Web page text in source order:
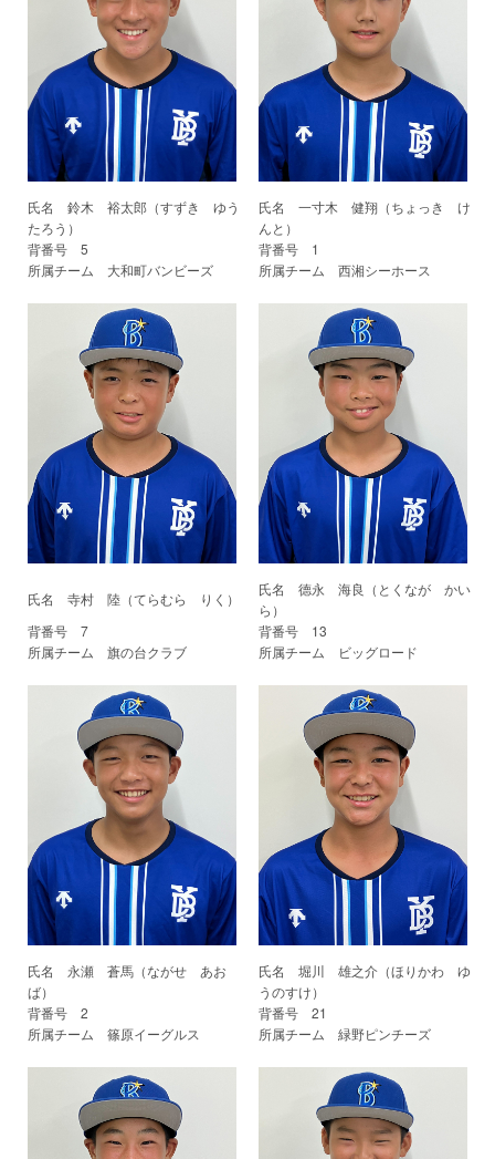
氏名 鈴木 裕太郎（すずき ゆう
たろう）
氏名 一寸木 健翔（ちょっき け
んと）
背番号 5
背番号 1
所属チーム 大和町バンビーズ
所属チーム 西湘シーホース
氏名 寺村 陸（てらむら りく）
氏名 德永 海良（とくなが かい
ら）
背番号 7
背番号 13
所属チーム 旗の台クラブ
所属チーム ビッグロード
氏名 永瀬 蒼馬（ながせ あお
ば）
氏名 堀川 雄之介（ほりかわ ゆ
うのすけ）
背番号 2
背番号 21
所属チーム 篠原イーグルス
所属チーム 緑野ピンチーズ